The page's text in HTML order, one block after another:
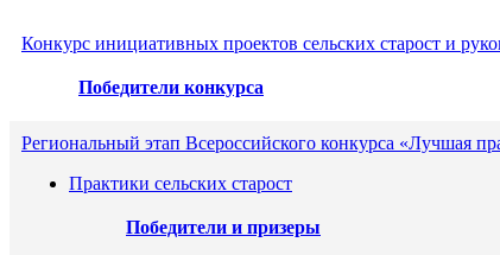
Конкурс инициативных проектов сельских старост и
Победители конкурса
Региональный этап Всероссийского конкурса «Лучшая
Практики сельских старост
Победители и призеры